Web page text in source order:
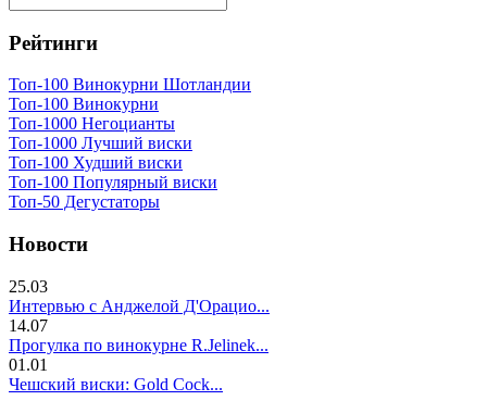
Рейтинги
Топ-100 Винокурни Шотландии
Топ-100 Винокурни
Топ-1000 Негоцианты
Топ-1000 Лучший виски
Топ-100 Худший виски
Топ-100 Популярный виски
Топ-50 Дегустаторы
Новости
25.03
Интервью с Анджелой Д'Орацио...
14.07
Прогулка по винокурне R.Jelinek...
01.01
Чешский виски: Gold Cock...